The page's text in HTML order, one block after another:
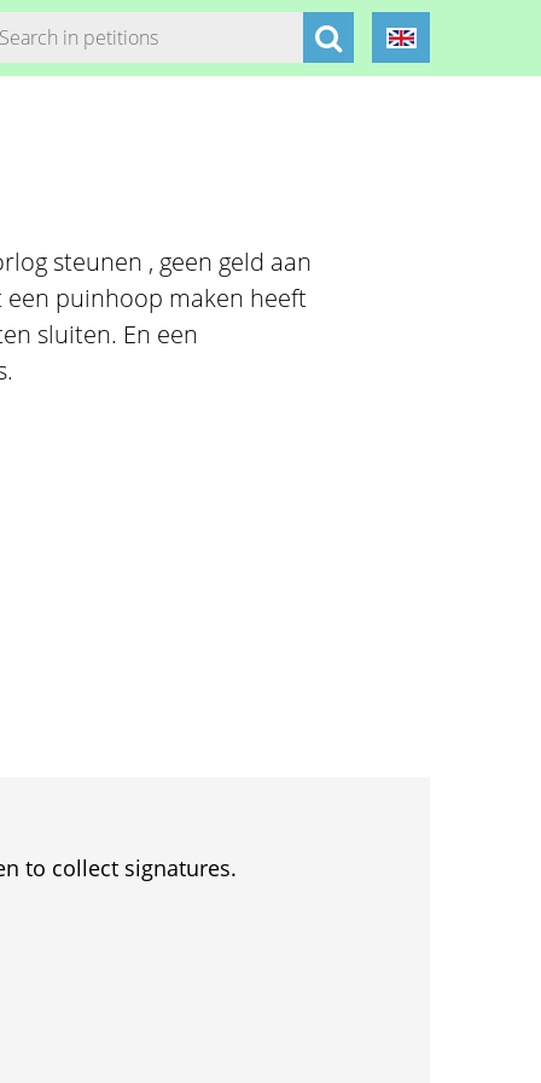
steunen , geen geld aan
een puinhoop maken heeft
sluiten. En een
to collect signatures.